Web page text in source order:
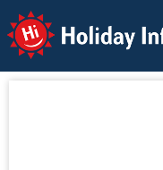
Holiday Info